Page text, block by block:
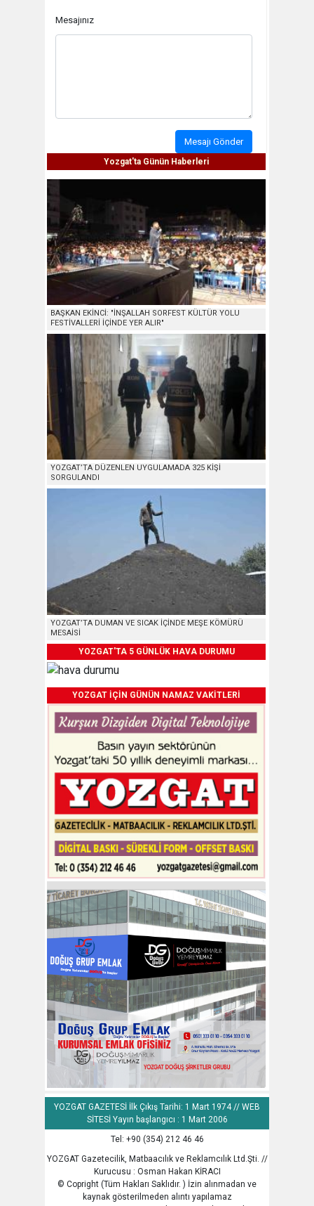
Mesajınız
Mesajı Gönder
Yozgat'ta Günün Haberleri
BAŞKAN EKİNCİ: "İNŞALLAH SORFEST KÜLTÜR YOLU
FESTİVALLERİ İÇİNDE YER ALIR"
YOZGAT’TA DÜZENLEN UYGULAMADA 325 KİŞİ
SORGULANDI
YOZGAT’TA DUMAN VE SICAK İÇİNDE MEŞE KÖMÜRÜ
MESAİSİ
YOZGAT'TA 5 GÜNLÜK HAVA DURUMU
YOZGAT İÇİN GÜNÜN NAMAZ VAKİTLERİ
YOZGAT GAZETESİ İlk Çıkış Tarihi: 1 Mart 1974 // WEB
SİTESİ Yayın başlangıcı : 1 Mart 2006
Tel: +90 (354) 212 46 46
YOZGAT Gazetecilik, Matbaacılık ve Reklamcılık Ltd.Şti. //
Kurucusu : Osman Hakan KİRACI
© Copright (Tüm Hakları Saklıdır. ) İzin alınmadan ve
kaynak gösterilmeden alıntı yapılamaz